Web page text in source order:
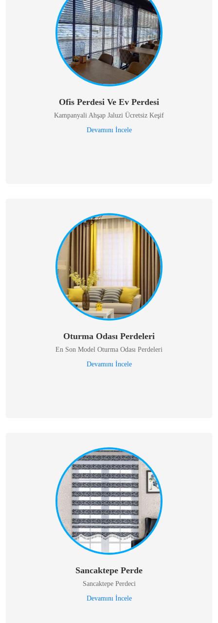
Ofis Perdesi Ve Ev Perdesi
Kampanyali Ahşap Jaluzi Ücretsiz Keşif
Devamını İncele
Oturma Odası Perdeleri
En Son Model Oturma Odası Perdeleri
Devamını İncele
Sancaktepe Perde
Sancaktepe Perdeci
Devamını İncele